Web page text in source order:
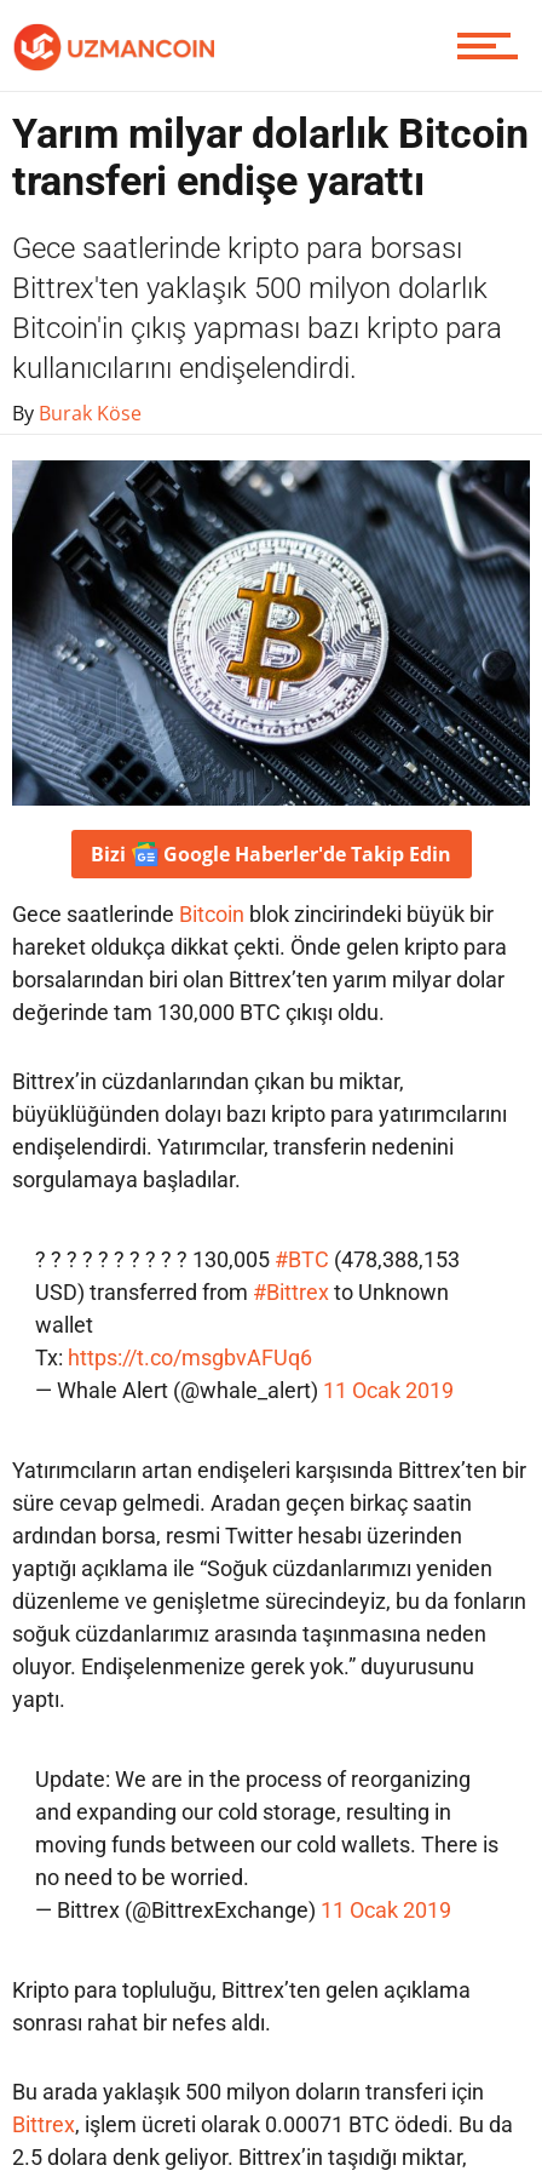
Piyasa
Soru Sor
Contact / İletişim
Yarım milyar dolarlık Bitcoin
transferi endişe yarattı
Gece saatlerinde kripto para borsası
Bittrex'ten yaklaşık 500 milyon dolarlık
Bitcoin'in çıkış yapması bazı kripto para
kullanıcılarını endişelendirdi.
By Burak Köse
Bizi Google Haberler'deTakip Edin
Gece saatlerinde Bitcoin blok zincirindeki büyük bir
hareket oldukça dikkat çekti. Önde gelen kripto para
borsalarından biri olan Bittrex’ten yarım milyar dolar
değerinde tam 130,000 BTC çıkışı oldu.
Bittrex’in cüzdanlarından çıkan bu miktar,
büyüklüğünden dolayı bazı kripto para yatırımcılarını
endişelendirdi. Yatırımcılar, transferin nedenini
sorgulamaya başladılar.
? ? ? ? ? ? ? ? ? ? 130,005 #BTC (478,388,153
USD) transferred from #Bittrexto Unknown
wallet
Tx: https://t.co/msgbvAFUq6
— Whale Alert (@whale_alert) 11 Ocak 2019
Yatırımcıların artan endişeleri karşısında Bittrex’ten bir
süre cevap gelmedi. Aradan geçen birkaç saatin
ardından borsa, resmi Twitter hesabı üzerinden
yaptığı açıklama ile “Soğuk cüzdanlarımızı yeniden
düzenleme ve genişletme sürecindeyiz, bu da fonların
soğuk cüzdanlarımız arasında taşınmasına neden
oluyor. Endişelenmenize gerek yok.” duyurusunu
yaptı.
Update: We are in the process of reorganizing
and expanding our cold storage, resulting in
moving funds between our cold wallets. There is
no need to be worried.
— Bittrex (@BittrexExchange) 11 Ocak 2019
Kripto para topluluğu, Bittrex’ten gelen açıklama
sonrası rahat bir nefes aldı.
Bu arada yaklaşık 500 milyon doların transferi için
Bittrex, işlem ücreti olarak 0.00071 BTC ödedi. Bu da
2.5 dolara denk geliyor. Bittrex’in taşıdığı miktar,